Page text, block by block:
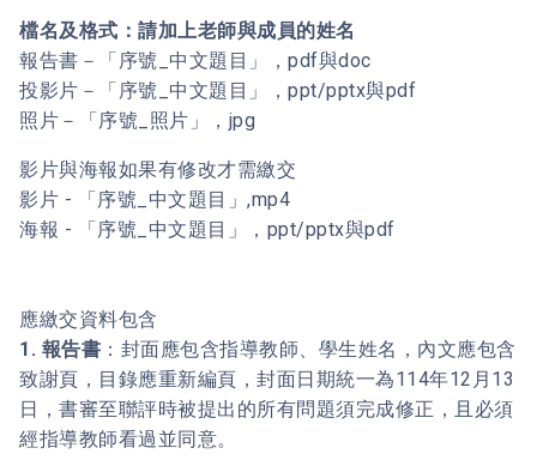
檔名及格式：請加上老師與成員的姓名
報告書－「序號_中文題目」，pdf與doc
投影片－「序號_中文題目」，ppt/pptx與pdf
照片－「序號_照片」，jpg
影片與海報如果有修改才需繳交
影片 - 「序號_中文題目」,mp4
海報 - 「序號_中文題目」，ppt/pptx與pdf
應繳交資料包含
1. 報告書 ：封面應包含指導教師、學生姓名，內文應包含
致謝頁，目錄應重新編頁，封面日期統一為114年12月13
日，書審至聯評時被提出的所有問題須完成修正，且必須
經指導教師看過並同意。